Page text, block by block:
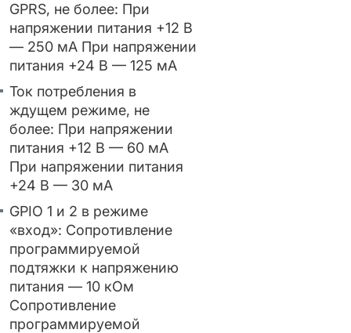
GPRS, не более: При
напряжении питания +12 В
— 250 мА При напряжении
питания +24 В — 125 мА
Ток потребления в
ждущем режиме, не
более: При напряжении
питания +12 В — 60 мА
При напряжении питания
+24 В — 30 мА
GPIO 1 и 2 в режиме
«вход»: Сопротивление
программируемой
подтяжки к напряжению
питания — 10 кОм
Сопротивление
программируемой